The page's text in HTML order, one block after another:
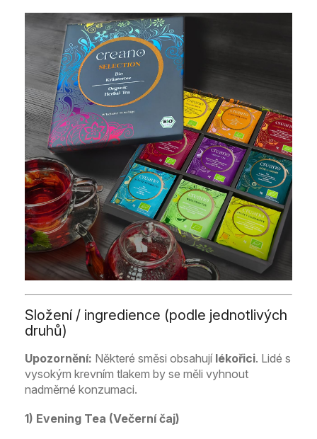
Složení / ingredience (podle jednotlivých
druhů)
Upozornění: Některé směsi obsahují lékořici. Lidé s
vysokým krevním tlakem by se měli vyhnout
nadměrné konzumaci.
1) Evening Tea (Večerní čaj)